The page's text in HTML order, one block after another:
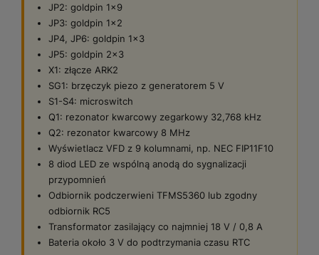
JP2: goldpin 1×9
JP3: goldpin 1×2
JP4, JP6: goldpin 1×3
JP5: goldpin 2×3
X1: złącze ARK2
SG1: brzęczyk piezo z generatorem 5 V
S1-S4: microswitch
Q1: rezonator kwarcowy zegarkowy 32,768 kHz
Q2: rezonator kwarcowy 8 MHz
Wyświetlacz VFD z 9 kolumnami, np. NEC FIP11F10
8 diod LED ze wspólną anodą do sygnalizacji
przypomnień
Odbiornik podczerwieni TFMS5360 lub zgodny
odbiornik RC5
Transformator zasilający co najmniej 18 V / 0,8 A
Bateria około 3 V do podtrzymania czasu RTC